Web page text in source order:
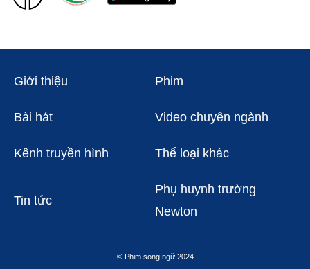
Giới thiệu Phim
Bài hát Video chuyên ngành
Kênh truyền hình Thể loại khác
Tin tức
Phụ huynh trường
Newton
© Phim song ngữ 2024